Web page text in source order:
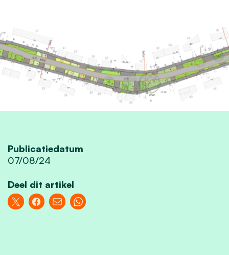
Publicatiedatum
07/08/24
Deel dit artikel